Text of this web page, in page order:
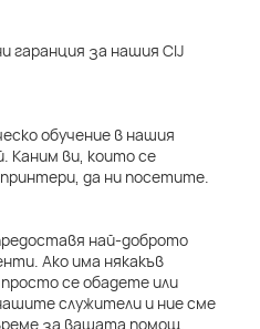
гаранция за нашия CIJ
обучение в нашия
Каним ви, които се
да ни посетите.
най-доброто
Ако има някакъв
се обадете или
служители и ние сме
за вашата помощ.